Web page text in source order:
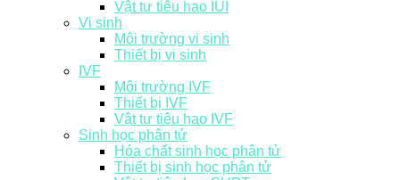
Vật tư tiêu hao IUI
Vi sinh
Môi trường vi sinh
Thiết bị vi sinh
IVF
Môi trường IVF
Thiết bị IVF
Vật tư tiêu hao IVF
Sinh học phân tử
Hóa chất sinh học phân tử
Thiết bị sinh học phân tử